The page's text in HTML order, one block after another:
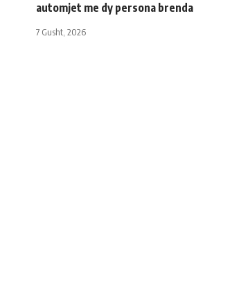
automjet me dy persona brenda
7 Gusht, 2026